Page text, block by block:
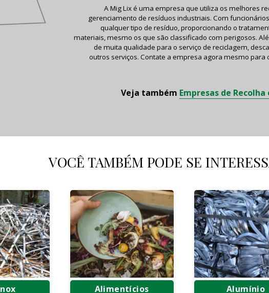
A Mig Lix é uma empresa que utiliza os melhores
gerenciamento de resíduos industriais. Com
qualquer tipo de resíduo, proporcionando o
materiais, mesmo os que são classificado com perigosos.
de muita qualidade para o serviço de reciclagem,
outros serviços. Contate a empresa agora mesmo para
Veja também Empresas de
VOCÊ TAMBÉM PODE SE
Alimentícios
Alumínio